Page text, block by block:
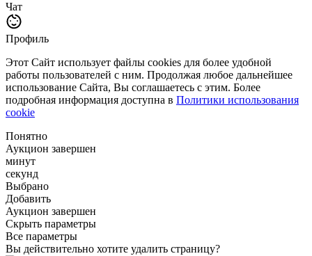
Чат
Профиль
Этот Сайт использует файлы cookies для более удобной
работы пользователей с ним. Продолжая любое дальнейшее
использование Сайта, Вы соглашаетесь с этим. Более
подробная информация доступна в Политики использования
cookie
Понятно
Аукцион завершен
минут
секунд
Выбрано
Добавить
Аукцион завершен
Скрыть параметры
Все параметры
Вы действительно хотите удалить страницу?